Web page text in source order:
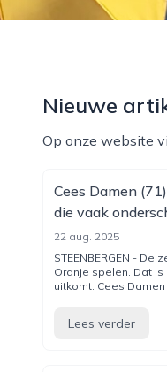
Nieuwe
Op onze website
Cees Damen
die vaak
22 aug. 2025
STEENBERGEN -
Oranje spelen. Dat
uitkomt. Cees
Lees verder